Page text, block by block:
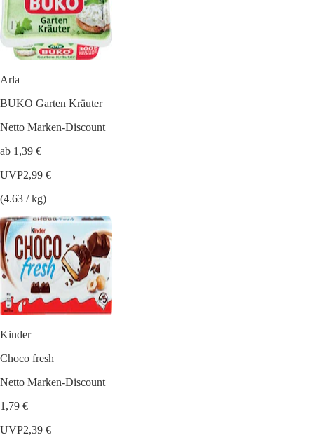
Arla
BUKO Garten Kräuter
Netto Marken-Discount
ab 1,39 €
UVP2,99 €
(4.63 / kg)
Kinder
Choco fresh
Netto Marken-Discount
1,79 €
UVP2,39 €